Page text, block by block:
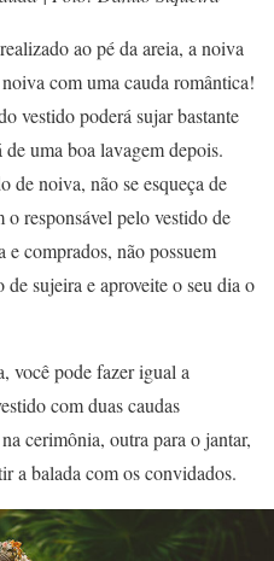
ao pé da areia, a noiva
com uma cauda romântica!
vestido poderá sujar bastante
uma boa lavagem depois.
de noiva, não se esqueça de
responsável pelo vestido de
comprados, não possuem
sujeira e aproveite o seu dia o
você pode fazer igual a
com duas caudas
cerimônia, outra para o jantar,
a balada com os convidados.